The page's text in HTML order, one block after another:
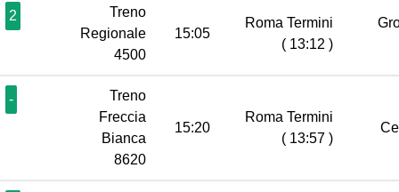
2
Treno
Regionale
4500
15:05
Roma Termini
( 13:12 )
-
Treno
Freccia
Bianca
8620
15:20
Roma Termini
( 13:57 )